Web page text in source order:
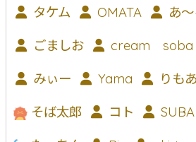
タケム OMATA あ
ごましお cream soba
みぃー Yama りも
そば太郎 コト